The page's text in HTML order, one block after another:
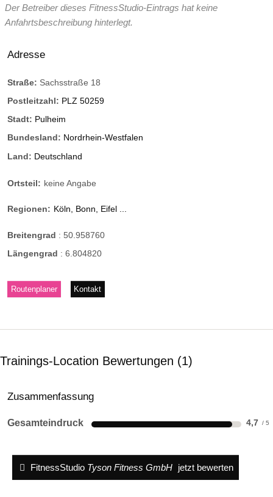
Der Betreiber dieses FitnessStudio-Eintrags hat keine
Anfahrtsbeschreibung hinterlegt.
Adresse
Straße: Sachsstraße 18
Postleitzahl: PLZ 50259
Stadt: Pulheim
Bundesland: Nordrhein-Westfalen
Land: Deutschland
Ortsteil: keine Angabe
Regionen: Köln, Bonn, Eifel ...
Breitengrad : 50.958760
Längengrad : 6.804820
Routenplaner Kontakt
Trainings-Location Bewertungen 1
Zusammenfassung
Gesamteindruck 4,7
FitnessStudio Tyson Fitness GmbH jetzt bewerten